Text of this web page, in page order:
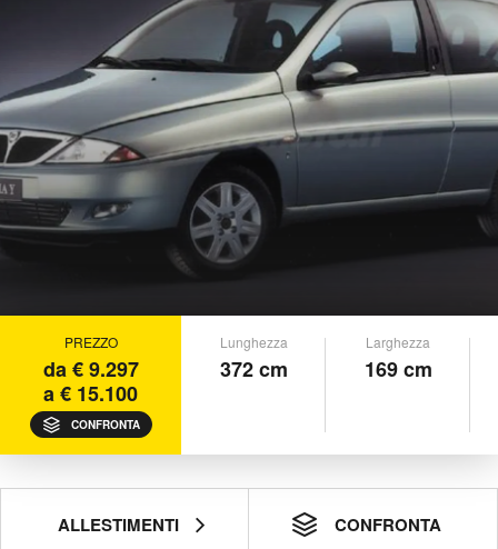
PREZZO
da € 9.297
a € 15.100
CONFRONTA
Lunghezza
372 cm
Larghezza
169 cm
ALLESTIMENTI CONFRONTA